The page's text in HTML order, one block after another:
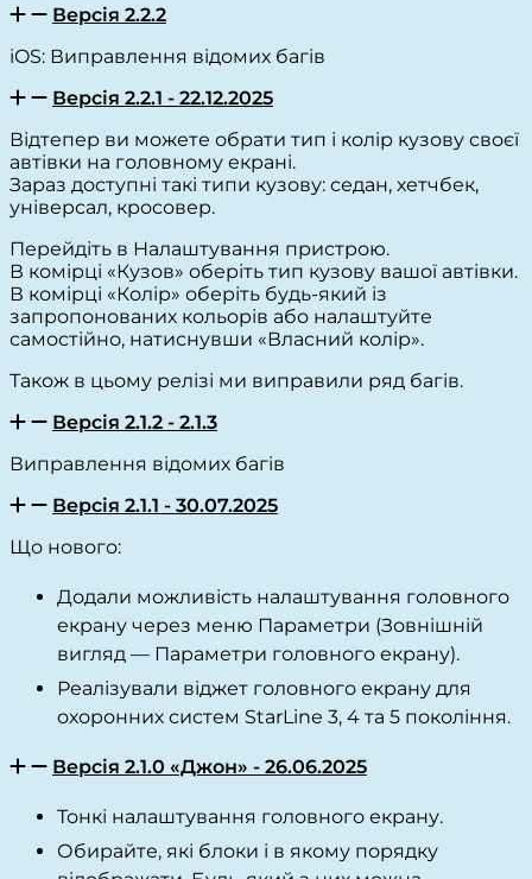
Версія 2.2.2
iOS: Виправлення відомих багів
Версія 2.2.1 - 22.12.2025
Відтепер ви можете обрати тип і колір кузову своєї
автівки на головному екрані.
Зараз доступні такі типи кузову: седан, хетчбек,
універсал, кросовер.
Перейдіть в Налаштування пристрою.
В комірці «Кузов» оберіть тип кузову вашої автівки.
В комірці «Колір» оберіть будь-який із
запропонованих кольорів або налаштуйте
самостійно, натиснувши «Власний колір».
Також в цьому релізі ми виправили ряд багів.
Версія 2.1.2 - 2.1.3
Виправлення відомих багів
Версія 2.1.1 - 30.07.2025
Що нового:
Додали можливість налаштування головного
екрану через меню Параметри (Зовнішній
вигляд — Параметри головного екрану).
Реалізували віджет головного екрану для
охоронних систем StarLine 3, 4 та 5 покоління.
Версія 2.1.0 «Джон» - 26.06.2025
Тонкі налаштування головного екрану.
Обирайте, які блоки і в якому порядку